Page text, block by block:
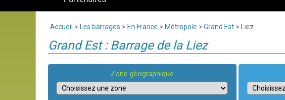
Accueil > Les barrages > En France > Métropole > Grand Est > Liez
Grand Est : Barrage de la Liez
Zone géographique